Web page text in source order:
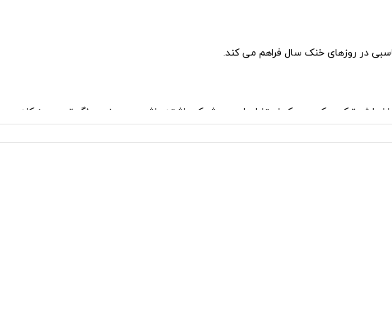
در روزهای خنک سال فراهم می کند.
اسلش ترکیب کرده و یک استایل راحت و شیک داشته باشید. همچنین رنگ تیره سبز کله
و فرم خود را حفظ کند.
خورشید خودداری کنید تا بافت پارچه آسیب نبیند.